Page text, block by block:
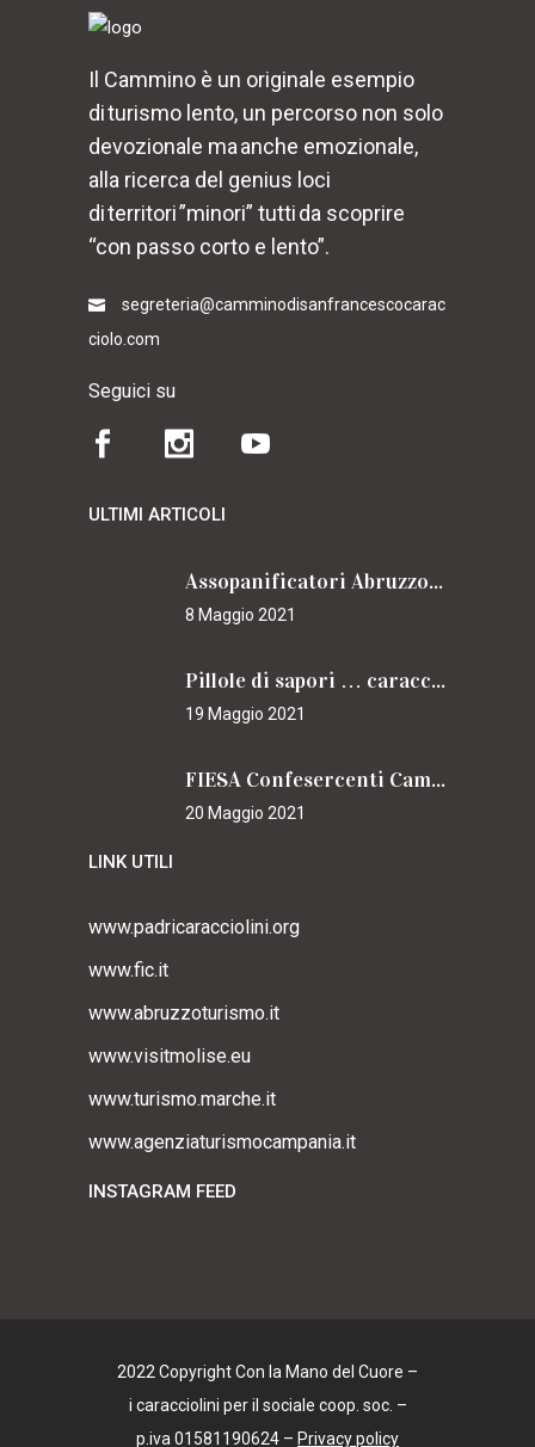
Il Cammino è un originale esempio
di turismo lento, un percorso non solo
devozionale ma anche emozionale,
alla ricerca del genius loci
di territori ”minori” tutti da scoprire
“con passo corto e lento”.
segreteria@camminodisanfrancescocarac
ciolo.com
Seguici su
ULTIMI ARTICOLI
Assopanificatori Abruzzo e Molise insieme per il Cammino
8 Maggio 2021
Pillole di sapori … caracciolini
19 Maggio 2021
FIESA Confesercenti Campania per il Cammino
20 Maggio 2021
LINK UTILI
www.padricaracciolini.org
www.fic.it
www.abruzzoturismo.it
www.visitmolise.eu
www.turismo.marche.it
www.agenziaturismocampania.it
INSTAGRAM FEED
2022 Copyright Con la Mano del Cuore –
i caracciolini per il sociale coop. soc. –
p.iva 01581190624 – Privacy policy